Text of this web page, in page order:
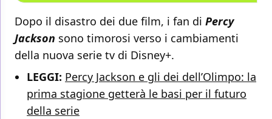
Dopo il disastro dei due film, i fan di Percy
Jackson sono timorosi verso i cambiamenti
della nuova serie tv di Disney+.
LEGGI: Percy Jackson e gli dei dell’Olimpo: la
prima stagione getterà le basi per il futuro
della serie